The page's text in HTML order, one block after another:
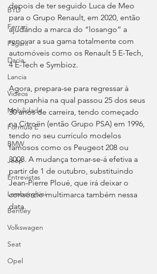
BYD
Ferrari
Pagani
Dacia
Lancia
Videos
Mobilidade
Fórmula E
BMW
Jeep
Entrevistas
Lamborghini
Bentley
Volkswagen
Seat
Opel
depois de ter seguido Luca de Meo
para o Grupo Renault, em 2020, então
ajudando a marca do “losango” a
renovar a sua gama totalmente com
automóveis como os Renault 5 E-Tech,
4 E-Tech e Symbioz.
Agora, prepara-se para regressar à
companhia na qual passou 25 dos seus
30 anos de carreira, tendo começado
na Citroën (então Grupo PSA) em 1996,
tendo no seu currículo modelos
famosos como os Peugeot 208 ou
3008. A mudança tornar-se-á efetiva a
partir de 1 de outubro, substituindo
Jean-Pierre Ploué, que irá deixar o
consórcio multimarca também nessa
data.